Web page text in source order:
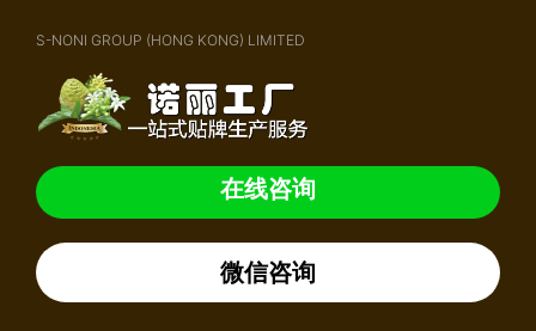
S-NONI GROUP (HONG KONG) LIMITED
在线咨询
微信咨询